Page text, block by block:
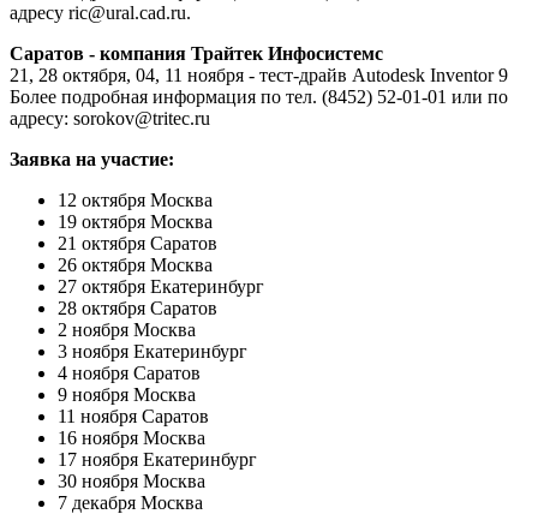
адресу ric@ural.cad.ru.
Саратов - компания Трайтек Инфосистемс
21, 28 октября, 04, 11 ноября - тест-драйв Autodesk Inventor 9
Более подробная информация по тел. (8452) 52-01-01 или по
адресу: sorokov@tritec.ru
Заявка на участие:
12 октября Москва
19 октября Москва
21 октября Саратов
26 октября Москва
27 октября Екатеринбург
28 октября Саратов
2 ноября Москва
3 ноября Екатеринбург
4 ноября Саратов
9 ноября Москва
11 ноября Саратов
16 ноября Москва
17 ноября Екатеринбург
30 ноября Москва
7 декабря Москва